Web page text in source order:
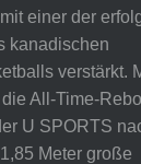
einer der
kanadischen
verstärkt.
die All-Time-
U SPORTS
Meter große